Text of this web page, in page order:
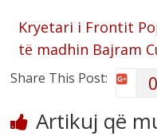
Kryetari i Frontit
të madhin Bajram
Share This Post: 0
Artikuj që